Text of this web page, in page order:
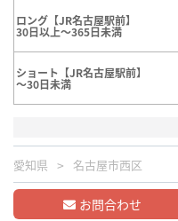
ロング【JR名古屋駅前】
30日以上～365日未満
ショート【JR名古屋駅前】
～30日未満
愛知県 名古屋市西区
お問合わせ